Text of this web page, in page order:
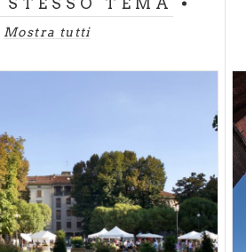
STESSO TEMA
Mostra tutti